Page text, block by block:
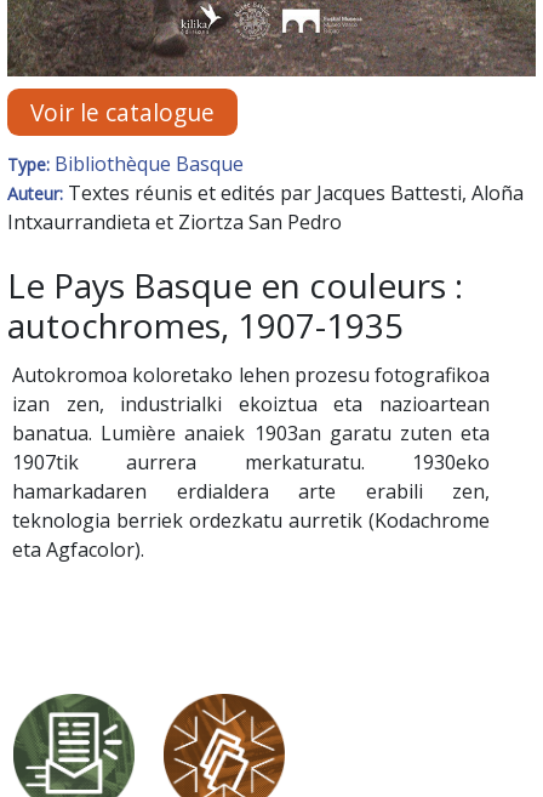
Voir le catalogue
Type: Bibliothèque Basque
Auteur: Textes réunis et edités par Jacques Battesti, Aloña
Intxaurrandieta et Ziortza San Pedro
Le Pays Basque en couleurs :
autochromes, 1907-1935
Autokromoa koloretako lehen prozesu fotografikoa
izan zen, industrialki ekoiztua eta nazioartean
banatua. Lumière anaiek 1903an garatu zuten eta
1907tik aurrera merkaturatu. 1930eko
hamarkadaren erdialdera arte erabili zen,
teknologia berriek ordezkatu aurretik (Kodachrome
eta Agfacolor).